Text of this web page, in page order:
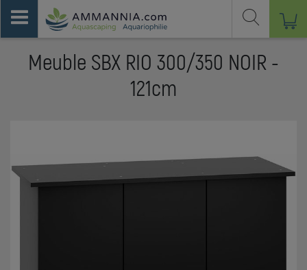
Meuble SBX RIO 300/350 NOIR -
121cm